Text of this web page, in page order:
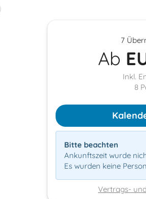
7
Ab
Inkl.
8
Bitte beachten
Ankunftszeit wurde
Es wurden keine
Vertrags-